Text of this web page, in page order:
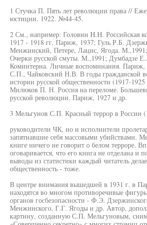
1 Стучка П. Пять лет революции права //
юстиции. 1922. №44-45.
2 См., например: Головин H.H. Российская
1917 - 1918 гг. Париж, 1937; Гуль Р.Б.
Менжинский, Петере, Лацис, Ягода.
Очерки русской смуты. М.,1991; Думбадзе
Коминтерна. Личные воспоминания. Париж,
С.П., Чайковский Н.В. В годы гражданской
истории русской общественности (1917-
Милюков П. Н. Россия на переломе.
русской революции. Париж, 1927 и др.
3 Мельгунов С.П. Красный террор в России
руководители ЧК, но и исполнители
запятнавшие себя массовыми убийствами.
книге ничего не говорит о белом терроре.
оговаривается, что его книга не отделана и
выводы из статистики каждый читатель
общественность - тоже.
В центре внимания вышедшей в 1931 г. в
находятся во многом противоречивые
органов госбезопасности - Ф.Э.
Менжинского, Г.Г. Ягоды и др. Автор,
картину, созданную С.П. Мельгуновым,